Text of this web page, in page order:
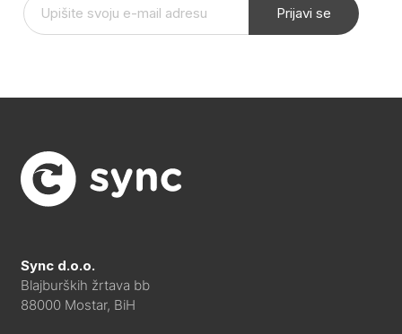
Prijavi se
Sync d.o.o.
Blajburških žrtava bb
88000 Mostar, BiH